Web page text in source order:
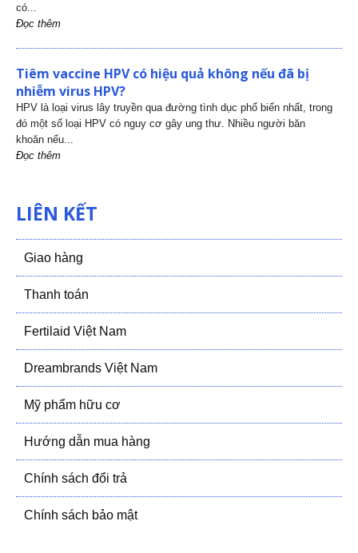
có...
Đọc thêm
Tiêm vaccine HPV có hiệu quả không nếu đã bị
nhiễm virus HPV?
HPV là loại virus lây truyền qua đường tình dục phổ biến nhất, trong
đó một số loại HPV có nguy cơ gây ung thư. Nhiều người băn
khoăn nếu...
Đọc thêm
LIÊN KẾT
Giao hàng
Thanh toán
Fertilaid Việt Nam
Dreambrands Việt Nam
Mỹ phẩm hữu cơ
Hướng dẫn mua hàng
Chính sách đổi trả
Chính sách bảo mật